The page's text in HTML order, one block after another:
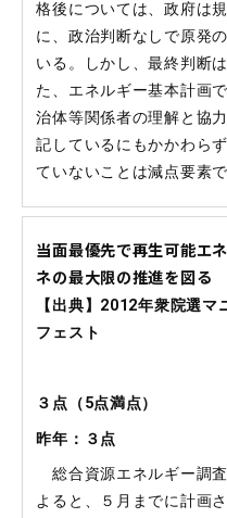
格後については、政府は
に、政治判断なしで原発
いる。しかし、最終判断
た、エネルギー基本計画
治体等関係者の理解と協
記しているにもかかわら
ていないことは減点要素で
当面最優先で再生可能エ
ネの最大限の推進を図る
【出典】2012年衆院選
フェスト
３点（5点満点）
昨年：３点
総合資源エネルギー調
よると、５月までに計画